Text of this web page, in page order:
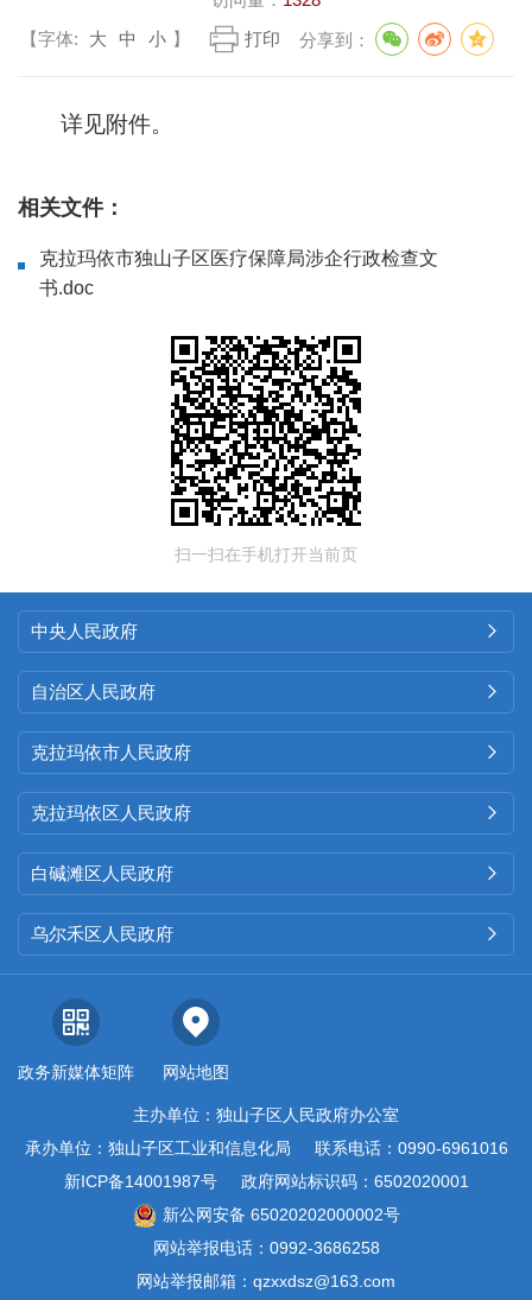
【字体:
大 中 小 】 打印 分享到：
详见附件。
相关文件：
克拉玛依市独山子区医疗保障局涉企行政检查文
书.doc
扫一扫在手机打开当前页
中央人民政府 
自治区人民政府 
克拉玛依市人民政府 
克拉玛依区人民政府 
白碱滩区人民政府 
乌尔禾区人民政府 
政务新媒体矩阵 网站地图
主办单位：独山子区人民政府办公室
承办单位：独山子区工业和信息化局
联系电话：0990-6961016
新ICP备14001987号
政府网站标识码：6502020001
新公网安备 65020202000002号
网站举报电话：0992-3686258
网站举报邮箱：qzxxdsz@163.com